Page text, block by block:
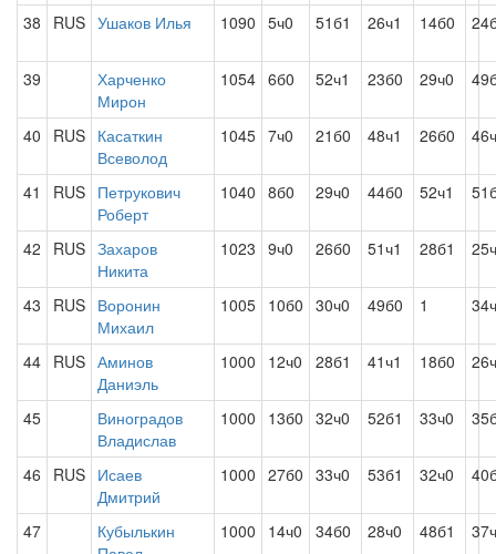
38 RUS Ушаков Илья 1090 5ч0 51б1 26ч1 14б0
39
Харченко
Мирон
1054 6б0 52ч1 23б0 29ч0
40 RUS Касаткин
Всеволод
1045 7ч0 21б0 48ч1 26б0
41 RUS Петрукович
Роберт
1040 8б0 29ч0 44б0 52ч1
42 RUS Захаров
Никита
1023 9ч0 26б0 51ч1 28б1
43 RUS Воронин
Михаил
1005 10б0 30ч0 49б0 1
44 RUS Аминов
Даниэль
1000 12ч0 28б1 41ч1 18б0
45
Виноградов
Владислав
1000 13б0 32ч0 52б1 33ч0
46 RUS Исаев
Дмитрий
1000 27б0 33ч0 53б1 32ч0
47
Кубылькин
1000 14ч0 34б0 28ч0 48б1